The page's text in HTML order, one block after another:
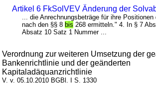
Artikel 6 FkSolVEV Änderung der
... die Anrechnungsbeträge für ihre
nach den §§ 8bis 268 ermitteln." 4. In § 7
Absatz 10 Satz 1 Nummer ...
Verordnung zur weiteren Umsetzung der
Bankenrichtlinie und der geänderten
Kapitaladäquanzrichtlinie
V. v. 05.10.2010 BGBl. I S. 1330